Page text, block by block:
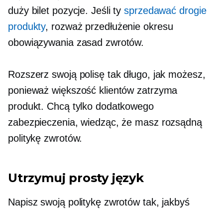
duży bilet pozycje. Jeśli tysprzedawać drogie
produkty, rozważ przedłużenie okresu
obowiązywania zasad zwrotów.
Rozszerz swoją polisę tak długo, jak możesz,
ponieważ większość klientów zatrzyma
produkt. Chcą tylko dodatkowego
zabezpieczenia, wiedząc, że masz rozsądną
politykę zwrotów.
Utrzymuj prosty język
Napisz swoją politykę zwrotów tak, jakbyś